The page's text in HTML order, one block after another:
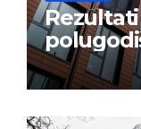
Rezultati